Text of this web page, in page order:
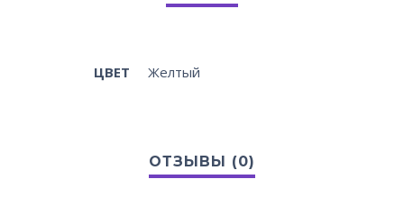
ЦВЕТ Желтый